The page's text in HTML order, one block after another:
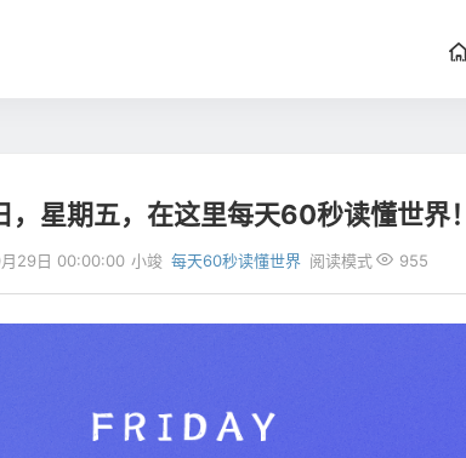
星期五，在这里每天60秒读懂世界！
月29日 00:00:00 小竣 每天60秒读懂世界 955
阅读模式